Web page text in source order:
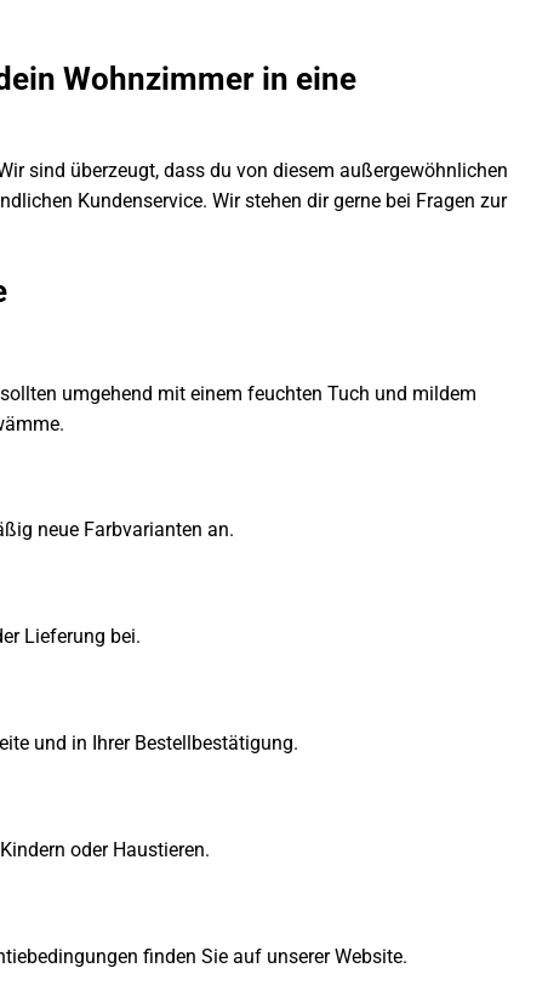
Wohnzimmer in eine
sind überzeugt, dass du von diesem außergewöhnlichen
Kundenservice. Wir stehen dir gerne bei Fragen zur
umgehend mit einem feuchten Tuch und mildem
neue Farbvarianten an.
Lieferung bei.
und in Ihrer Bestellbestätigung.
oder Haustieren.
finden Sie auf unserer Website.